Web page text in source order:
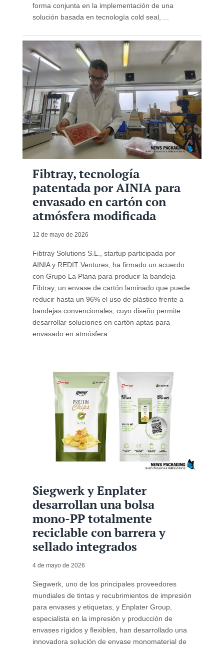
forma conjunta en la implementación de una
solución basada en tecnología cold seal, ...
Fibtray, tecnología
patentada por AINIA para
envasado en cartón con
atmósfera modificada
12 de mayo de 2026
Fibtray Solutions S.L., startup participada por
AINIA y REDIT Ventures, ha firmado un acuerdo
con Grupo La Plana para producir la bandeja
Fibtray, un envase de cartón laminado que puede
reducir hasta un 96% el uso de plástico frente a
bandejas convencionales, cuyo diseño permite
desarrollar soluciones en cartón aptas para
envasado en atmósfera ...
Siegwerk y Enplater
desarrollan una bolsa
mono-PP totalmente
reciclable con barrera y
sellado integrados
4 de mayo de 2026
Siegwerk, uno de los principales proveedores
mundiales de tintas y recubrimientos de impresión
para envases y etiquetas, y Enplater Group,
especialista en la impresión y producción de
envases rígidos y flexibles, han desarrollado una
innovadora solución de envase monomaterial de